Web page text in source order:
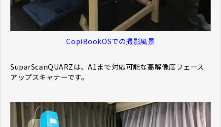
CopiBookOSでの撮影風景
SuparScanQUARZは、A1まで対応可能な高解像度フェース
アップスキャナーです。